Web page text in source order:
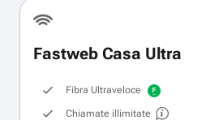
Fastweb Casa Ultra
Fibra Ultraveloce
Chiamate illimitate